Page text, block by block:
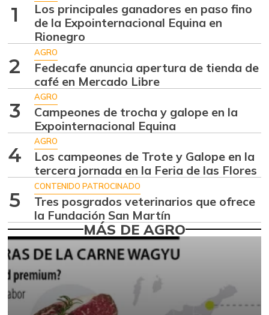
07/25/2026 +6,68%
Ajo
07/25/2026
$ 5.516,33
+2,11%
Alas de pollo sin
costillar
07/25/2026
Almejas con
concha
07/25/2026
$ 8.666,50
Almejas sin
concha
07/25/2026
-1,79%
Apio
07/25/2026
$ 1.785,20
07/25/2026
+3,20%
1
Los principales ganadores en paso fino
de la Expointernacional Equina en
Rionegro
2
AGRO
Fedecafe anuncia apertura de tienda de
café en Mercado Libre
3
AGRO
Campeones de trocha y galope en la
Expointernacional Equina
4
AGRO
Los campeones de Trote y Galope en la
tercera jornada en la Feria de las Flores
5
CONTENIDO PATROCINADO
Tres posgrados veterinarios que ofrece
la Fundación San Martín
MÁS DE AGRO